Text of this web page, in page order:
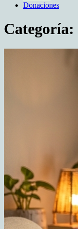
Donaciones
Categoría: